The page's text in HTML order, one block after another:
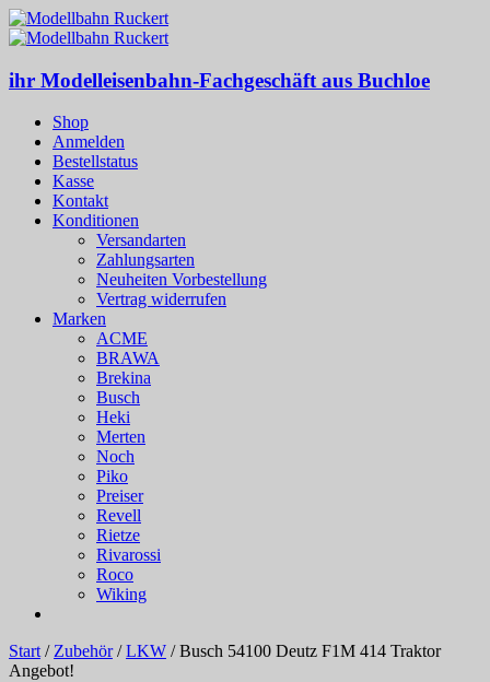
ihr Modelleisenbahn-Fachgeschäft aus Buchloe
Shop
Anmelden
Bestellstatus
Kasse
Kontakt
Konditionen
Versandarten
Zahlungsarten
Neuheiten Vorbestellung
Vertrag widerrufen
Marken
ACME
BRAWA
Brekina
Busch
Heki
Merten
Noch
Piko
Preiser
Revell
Rietze
Rivarossi
Roco
Wiking
Start/Zubehör/LKW / Busch 54100 Deutz F1M 414 Traktor
Angebot!